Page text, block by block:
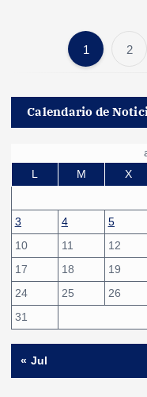
1 2
Calendario de
L
M X
3
4 5
10
11 12
17
18 19
24
25 26
31
« Jul